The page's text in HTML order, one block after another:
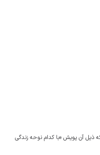
ذیل آن پویش «با کدام نوحه زندگی